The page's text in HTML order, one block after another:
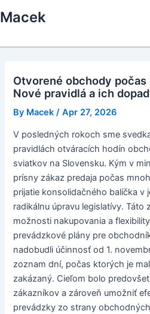
to
Macek
Otvorené obchody
Nové pravidlá a ich
By Macek /Apr 27, 2026
V posledných rokoch sme
pravidlách otváracích hodín
sviatkov na Slovensku. Kým v
prísny zákaz predaja počas
prijatie konsolidačného balíčka v
radikálnu úpravu legislatívy. Táto
možnosti nakupovania a
prevádzkové plány pre
nadobudli účinnosť od 1.
zoznam dní, počas ktorých je
zakázaný. Cieľom bolo
zákazníkov a zároveň umožniť
prevádzky zo strany